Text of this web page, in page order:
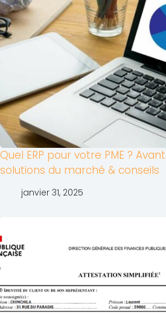
Quel ERP pour votre PME ?
solutions du marché & conseils
janvier 31, 2025